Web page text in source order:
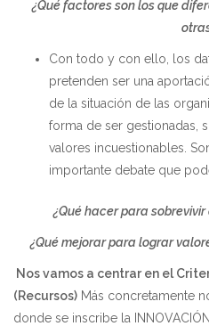
¿Qué factores son los que
Con todo y con ello, los
pretenden ser una
de la situación de las
forma de ser gestionadas,
valores incuestionables.
importante debate que
¿Qué hacer para
¿Qué mejorar para lograr
Nos vamos a centrar en el
(Recursos) Más concretamente
donde se inscribe la